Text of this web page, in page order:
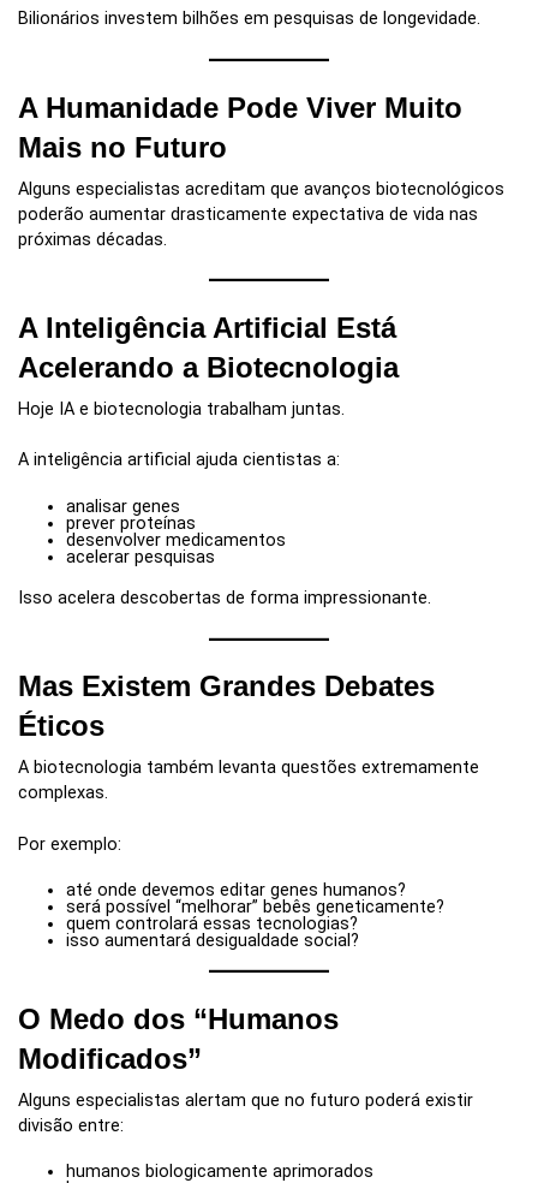
Bilionários investem bilhões em pesquisas de longevidade.
A Humanidade Pode Viver Muito
Mais no Futuro
Alguns especialistas acreditam que avanços biotecnológicos
poderão aumentar drasticamente expectativa de vida nas
próximas décadas.
A Inteligência Artificial Está
Acelerando a Biotecnologia
Hoje IA e biotecnologia trabalham juntas.
A inteligência artificial ajuda cientistas a:
analisar genes
prever proteínas
desenvolver medicamentos
acelerar pesquisas
Isso acelera descobertas de forma impressionante.
Mas Existem Grandes Debates
Éticos
A biotecnologia também levanta questões extremamente
complexas.
Por exemplo:
até onde devemos editar genes humanos?
será possível “melhorar” bebês geneticamente?
quem controlará essas tecnologias?
isso aumentará desigualdade social?
O Medo dos “Humanos
Modificados”
Alguns especialistas alertam que no futuro poderá existir
divisão entre:
humanos biologicamente aprimorados